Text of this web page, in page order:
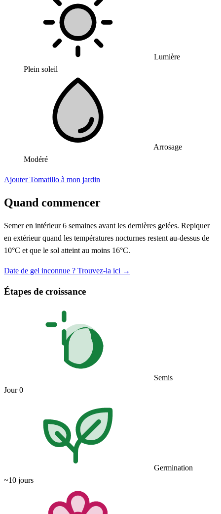
Lumière
Plein soleil
Arrosage
Modéré
Ajouter Tomatillo à mon jardin
Quand commencer
Semer en intérieur 6 semaines avant les dernières gelées. Repiquer
en extérieur quand les températures nocturnes restent au-dessus de
10°C et que le sol atteint au moins 16°C.
Date de gel inconnue ? Trouvez-la ici →
Étapes de croissance
Semis
Jour 0
Germination
~10 jours